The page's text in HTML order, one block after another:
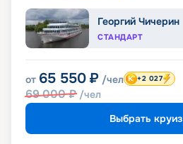
Георгий Чичерин
СТАНДАРТ
от 65 550 ₽ /чел
69 000₽ /чел
+2 027
Выбрать круиз